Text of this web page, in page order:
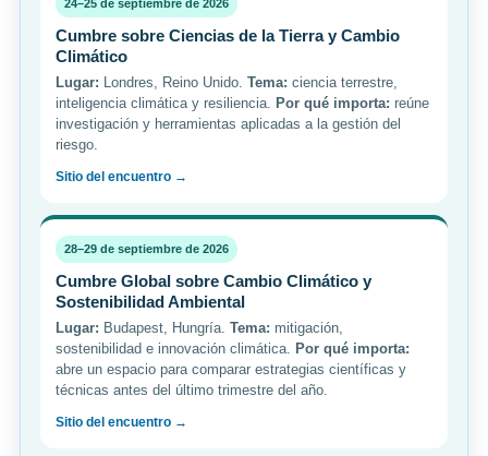
24–25 de septiembre de 2026
Cumbre sobre Ciencias de la Tierra y Cambio
Climático
Lugar: Londres, Reino Unido. Tema: ciencia terrestre,
inteligencia climática y resiliencia. Por qué importa: reúne
investigación y herramientas aplicadas a la gestión del
riesgo.
Sitio del encuentro →
28–29 de septiembre de 2026
Cumbre Global sobre Cambio Climático y
Sostenibilidad Ambiental
Lugar: Budapest, Hungría. Tema: mitigación,
sostenibilidad e innovación climática. Por qué importa:
abre un espacio para comparar estrategias científicas y
técnicas antes del último trimestre del año.
Sitio del encuentro →